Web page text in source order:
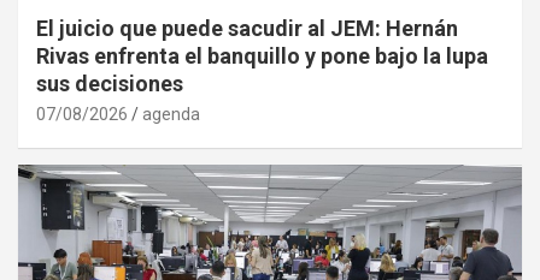
El juicio que puede sacudir al JEM: Hernán
Rivas enfrenta el banquillo y pone bajo la lupa
sus decisiones
07/08/2026 agenda